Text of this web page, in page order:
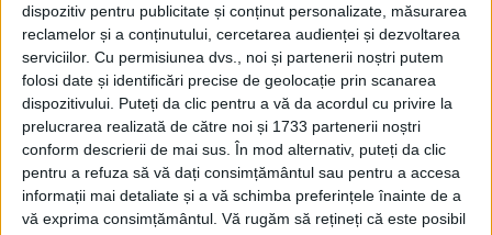
dispozitiv pentru publicitate și conținut personalizate, măsurarea
reclamelor și a conținutului, cercetarea audienței și dezvoltarea
serviciilor. Cu permisiunea dvs., noi și partenerii noștri putem
folosi date și identificări precise de geolocație prin scanarea
dispozitivului. Puteți da clic pentru a vă da acordul cu privire la
prelucrarea realizată de către noi și 1733 partenerii noștri
conform descrierii de mai sus. În mod alternativ, puteți da clic
pentru a refuza să vă dați consimțământul sau pentru a accesa
informații mai detaliate și a vă schimba preferințele înainte de a
vă exprima consimțământul. Vă rugăm să rețineți că este posibil
Acasă Etichete Relație toxică
Etichetă: relație toxică